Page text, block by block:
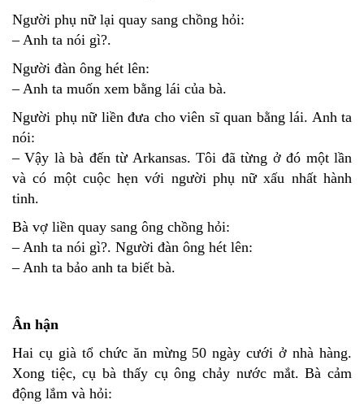
Người phụ nữ lại quay sang chồng hỏi:
– Anh ta nói gì?.
Người đàn ông hét lên:
– Anh ta muốn xem bằng lái của bà.
Người phụ nữ liền đưa cho viên sĩ quan bằng lái. Anh ta
nói:
– Vậy là bà đến từ Arkansas. Tôi đã từng ở đó một lần
và có một cuộc hẹn với người phụ nữ xấu nhất hành
tinh.
Bà vợ liền quay sang ông chồng hỏi:
– Anh ta nói gì?. Người đàn ông hét lên:
– Anh ta bảo anh ta biết bà.
Ân hận
Hai cụ già tổ chức ăn mừng 50 ngày cưới ở nhà hàng.
Xong tiệc, cụ bà thấy cụ ông chảy nước mắt. Bà cảm
động lắm và hỏi: